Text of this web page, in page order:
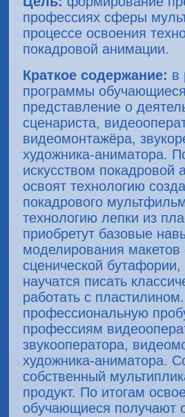
профессиях сферы
процессе освоения
покадровой анимации.
Краткое содержание: в
программы
представление о
сценариста,
видеомонтажёра,
художника-аниматора.
искусством покадровой
освоят технологию
покадрового
технологию лепки из
приобретут базовые
моделирования макетов
сценической бутафории,
научатся писать
работать с
профессиональную
профессиям
звукооператора,
художника-аниматора.
собственный
продукт. По итогам
обучающиеся получают